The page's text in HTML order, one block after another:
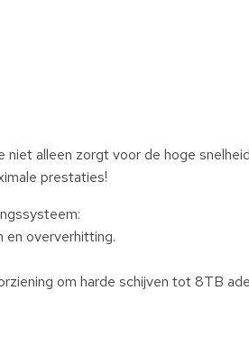
alleen zorgt voor de hoge
prestaties!
oververhitting.
om harde schijven tot 8TB